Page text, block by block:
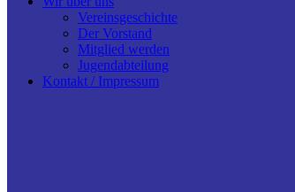
Vereinsgeschichte
Der Vorstand
Mitglied werden
Jugendabteilung
Kontakt / Impressum